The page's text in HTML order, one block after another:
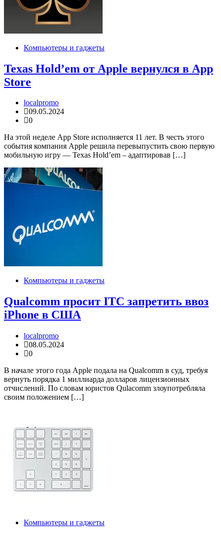
Компьютеры и гаджеты
Texas Hold’em от Apple вернулся в App
Store
localpromo
09.05.2024
0
На этой неделе App Store исполняется 11 лет. В честь этого
события компания Apple решила перевыпустить свою первую
мобильную игру — Texas Hold’em – адаптировав […]
Компьютеры и гаджеты
Qualcomm просит ITC запретить ввоз
iPhone в США
localpromo
08.05.2024
0
В начале этого года Apple подала на Qualcomm в суд, требуя
вернуть порядка 1 миллиарда долларов лицензионных
отчислений. По словам юристов Qulacomm злоупотребляла
своим положением […]
Компьютеры и гаджеты